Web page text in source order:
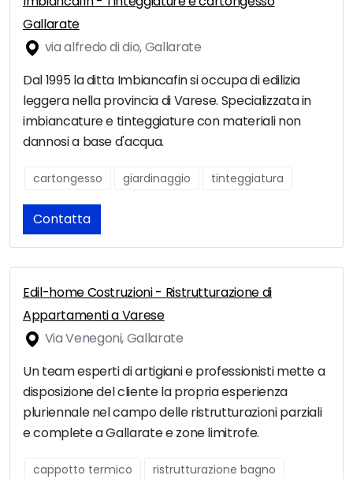
Gallarate
via alfredo di dio, Gallarate
Dal 1995 la ditta Imbiancafin si occupa di edilizia
leggera nella provincia di Varese. Specializzata in
imbiancature e tinteggiature con materiali non
dannosi a base d'acqua.
cartongesso giardinaggio tinteggiatura
Contatta
Edil-home Costruzioni - Ristrutturazione di
Appartamenti a Varese
Via Venegoni, Gallarate
Un team esperti di artigiani e professionisti mette a
disposizione del cliente la propria esperienza
pluriennale nel campo delle ristrutturazioni parziali
e complete a Gallarate e zone limitrofe.
cappotto termico ristrutturazione bagno